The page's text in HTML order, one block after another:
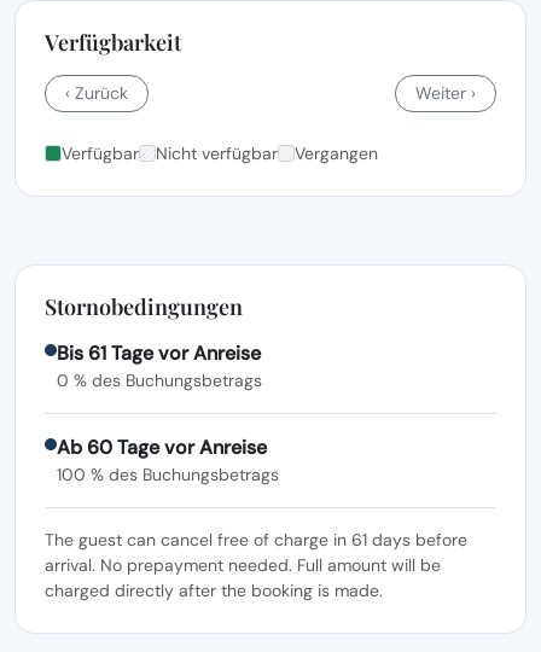
Verfügbarkeit
‹ Zurück Weiter ›
Verfügbar Nicht verfügbar Vergangen
Stornobedingungen
Bis 61 Tage vor Anreise
0 % des Buchungsbetrags
Ab 60 Tage vor Anreise
100 % des Buchungsbetrags
The guest can cancel free of charge in 61 days before
arrival. No prepayment needed. Full amount will be
charged directly after the booking is made.